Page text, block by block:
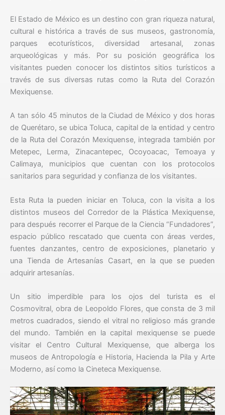
El Estado de México es un destino con gran riqueza natural,
cultural e histórica a través de sus museos, gastronomía,
parques ecoturísticos, diversidad artesanal, zonas
arqueológicas y más. Por su posición geográfica los
visitantes pueden conocer los distintos sitios turísticos a
través de sus diversas rutas como la Ruta del Corazón
Mexiquense.
A tan sólo 45 minutos de la Ciudad de México y dos horas
de Querétaro, se ubica Toluca, capital de la entidad y centro
de la Ruta del Corazón Mexiquense, integrada también por
Metepec, Lerma, Zinacantepec, Ocoyoacac, Temoaya y
Calimaya, municipios que cuentan con los protocolos
sanitarios para seguridad y confianza de los visitantes.
Esta Ruta la pueden iniciar en Toluca, con la visita a los
distintos museos del Corredor de la Plástica Mexiquense,
para después recorrer el Parque de la Ciencia “Fundadores”,
espacio público rescatado que cuenta con áreas verdes,
fuentes danzantes, centro de exposiciones, planetario y
una Tienda de Artesanías Casart, en la que se pueden
adquirir artesanías.
Un sitio imperdible para los ojos del turista es el
Cosmovitral, obra de Leopoldo Flores, que consta de 3 mil
metros cuadrados, siendo el vitral no religioso más grande
del mundo. También en la capital mexiquense se puede
visitar el Centro Cultural Mexiquense, que alberga los
museos de Antropología e Historia, Hacienda la Pila y Arte
Moderno, así como la Cineteca Mexiquense.